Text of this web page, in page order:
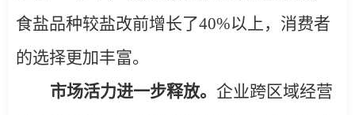
食盐品种较盐改前增长了40%以上，消费者
的选择更加丰富。
市场活力进一步释放。 企业跨区域经营